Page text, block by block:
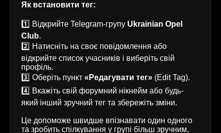
Як встановити тег:
1️⃣ Відкрийте Telegram-групу Ukrainian Opel
Club.
2️⃣ Натисніть на своє повідомлення або
відкрийте список учасників і виберіть свій
профіль.
3️⃣ Оберіть пункт «Редагувати тег» (Edit Tag).
4️⃣ Вкажіть свій форумний нікнейм або будь-
який інший зручний тег та збережіть зміни.
Це допоможе швидше впізнавати один одного
та зробить спілкування у групі більш зручним,